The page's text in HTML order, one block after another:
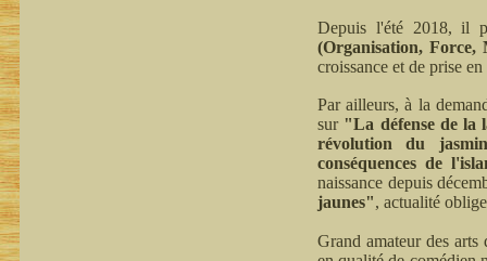
Depuis l'été 2018, il
(Organisation, Force,
croissance et de prise
Par ailleurs, à la
sur "La défense de la
révolution du
conséquences de
naissance depuis
jaunes", actualité
Grand amateur des arts